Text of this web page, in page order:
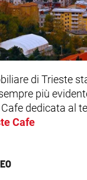
di Trieste
più
dedicata al
Cafe